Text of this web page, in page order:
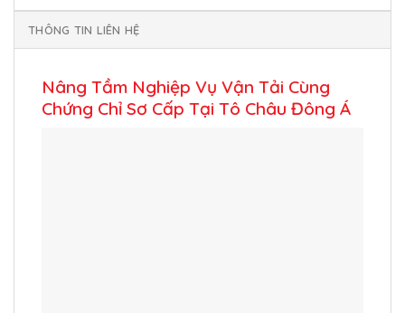
THÔNG TIN LIÊN HỆ
Nâng Tầm Nghiệp Vụ Vận Tải Cùng
Chứng Chỉ Sơ Cấp Tại Tô Châu Đông Á